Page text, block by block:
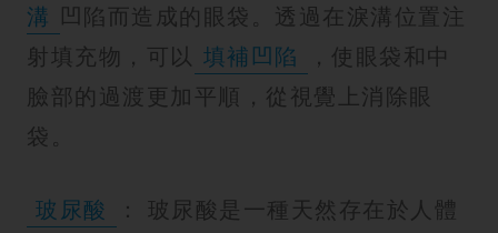
溝 凹陷而造成的眼袋。透過在淚溝位置注
射填充物，可以 填補凹陷
，使眼袋和中
臉部的過渡更加平順，從視覺上消除眼
袋。
玻尿酸
： 玻尿酸是一種天然存在於人體